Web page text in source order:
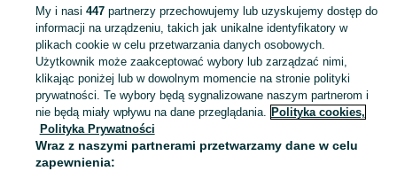
KATEGORIA
Zobacz
Mapa kategorii
Mapa miejscowości
Mapa ministron
My i nasi 447partnerzy przechowujemy lub uzyskujemy dostęp do
informacji na urządzeniu, takich jak unikalne identyfikatory w
plikach cookie w celu przetwarzania danych osobowych.
Użytkownik może zaakceptować wybory lub zarządzać nimi,
klikając poniżej lub w dowolnym momencie na stronie polityki
prywatności. Te wybory będą sygnalizowane naszym partnerom i
nie będą miały wpływu na dane przeglądania. Polityka cookies,
Polityka Prywatności
Wraz z naszymi partnerami przetwarzamy dane w celu
zapewnienia: